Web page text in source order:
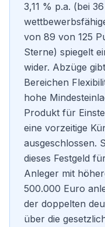
3,11 % p.a. (bei
von 89 von 125
Sterne) spiegelt
wider. Abzüge
Bereichen
hohe
Produkt für
eine vorzeitige
ausgeschlossen.
dieses Festgeld
Anleger mit
500.000 Euro
der doppelten
über die